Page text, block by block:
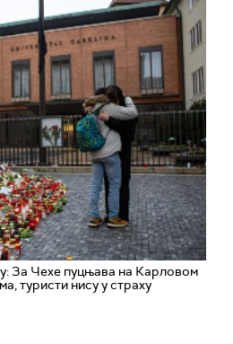
За Чехе пуцњава на Карловом
туристи нису у страху